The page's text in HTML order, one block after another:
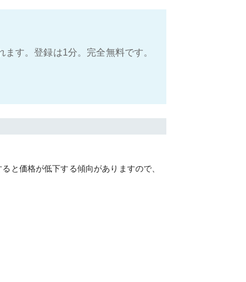
す。登録は1分。完全無料です。
と価格が低下する傾向がありますので、